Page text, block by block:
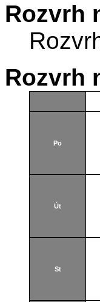
Rozvrh
Rozvrh
Po
Út
St